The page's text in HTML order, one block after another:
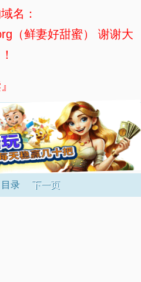
名：
（鲜妻好甜蜜） 谢谢大
目录 下一页